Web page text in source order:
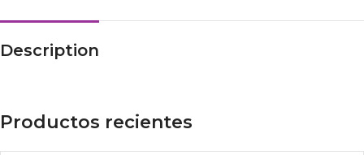
Description
Productos recientes